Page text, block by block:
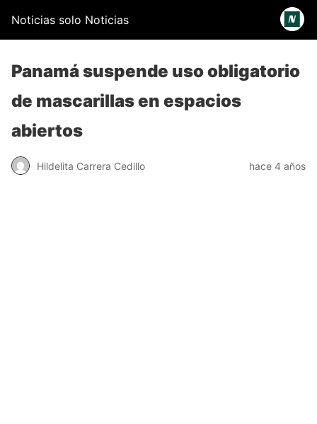
Noticias solo Noticias
Panamá suspende uso obligatorio
de mascarillas en espacios
abiertos
Hildelita Carrera Cedillo hace 4 años